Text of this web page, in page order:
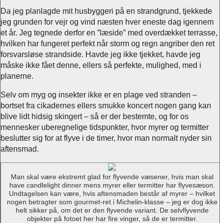
Da jeg planlagde mit husbyggeri på en strandgrund, tjekkede
jeg grunden for vejr og vind næsten hver eneste dag igennem
et år. Jeg tegnede derfor en ”læside” med overdækket terrasse,
hvilken har fungeret perfekt når storm og regn angriber den ret
forsvarsløse strandside. Havde jeg ikke tjekket, havde jeg
måske ikke fået denne, ellers så perfekte, mulighed, med i
planerne.
Selv om myg og insekter ikke er en plage ved stranden –
bortset fra cikadernes ellers smukke koncert nogen gang kan
blive lidt hidsig skingert – så er der bestemte, og for os
mennesker uberegnelige tidspunkter, hvor myrer og termitter
beslutter sig for at flyve i de timer, hvor man normalt nyder sin
aftensmad.
Man skal være ekstremt glad for flyvende væsener, hvis man skal
have candlelight dinner mens myrer eller termitter har flyvesæson.
Undtagelsen kan være, hvis aftensmaden består af myrer – hvilket
nogen betragter som gourmet-ret i Michelin-klasse – jeg er dog ikke
helt sikker på, om det er den flyvende variant. De selvflyvende
objekter på fotoet her har fire vinger, så de er termitter.